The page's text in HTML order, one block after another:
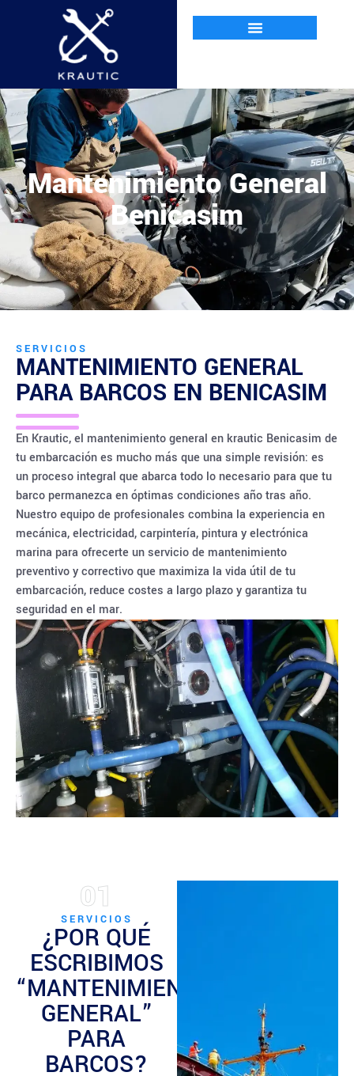
Mantenimiento General
Benicasim
SERVICIOS
MANTENIMIENTO GENERAL
PARA BARCOS EN BENICASIM
En Krautic, el mantenimiento general en krautic Benicasim de
tu embarcación es mucho más que una simple revisión: es
un proceso integral que abarca todo lo necesario para que tu
barco permanezca en óptimas condiciones año tras año.
Nuestro equipo de profesionales combina la experiencia en
mecánica, electricidad, carpintería, pintura y electrónica
marina para ofrecerte un servicio de mantenimiento
preventivo y correctivo que maximiza la vida útil de tu
embarcación, reduce costes a largo plazo y garantiza tu
seguridad en el mar.
01
SERVICIOS
¿POR QUÉ
ESCRIBIMOS
“MANTENIMIENTO
GENERAL”
PARA
BARCOS?